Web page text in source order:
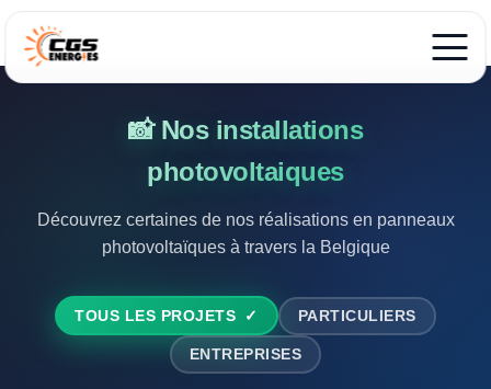
📸 Nos installations
photovoltaiques
Découvrez certaines de nos réalisations en panneaux
photovoltaïques à travers la Belgique
TOUS LES PROJETS PARTICULIERS
ENTREPRISES